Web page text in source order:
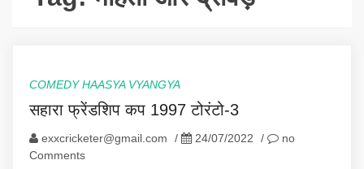
COMEDY HAASYA VYANGYA
सहारा फ्रेंडशिप कप 1997 टोरंटो-3
exxcricketer@gmail.com / 24/07/2022 /
no
Comments